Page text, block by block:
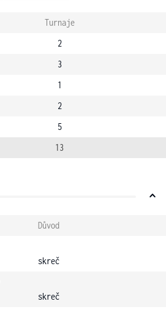
Turnaje
2
3
1
2
5
13
Důvod
skreč
skreč